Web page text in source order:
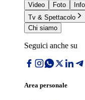
Video
Foto
Tv & Spettacolo
Chi siamo
Seguici anche su
Area personale